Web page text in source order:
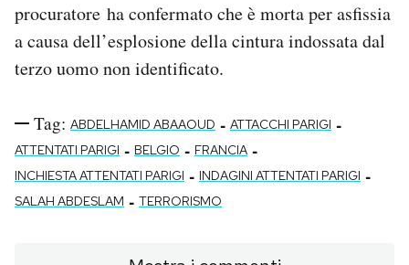
procuratore ha confermato che è morta per asfissia
a causa dell’esplosione della cintura indossata dal
terzo uomo non identificato.
Tag: ABDELHAMID ABAAOUD - ATTACCHI PARIGI -
ATTENTATI PARIGI - BELGIO - FRANCIA -
INCHIESTA ATTENTATI PARIGI - INDAGINI ATTENTATI PARIGI -
SALAH ABDESLAM - TERRORISMO